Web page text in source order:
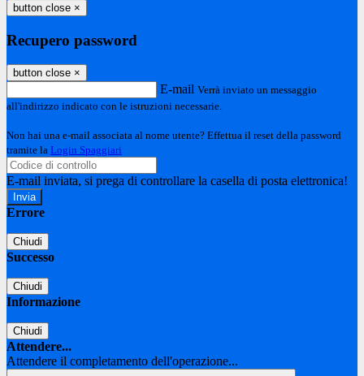
button close ×
Recupero password
button close ×
E-mail Verrà inviato un messaggio
all'indirizzo indicato con le istruzioni necessarie.
Non hai una e-mail associata al nome utente? Effettua il reset della password
tramite la Login Spaggiari
E-mail inviata, si prega di controllare la casella di posta elettronica!
Errore
Chiudi
Successo
Chiudi
Informazione
Chiudi
Attendere...
Attendere il completamento dell'operazione...